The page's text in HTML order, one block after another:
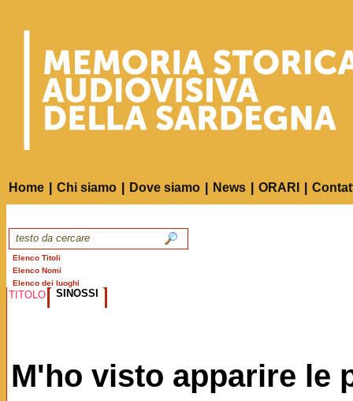
Home Chi siamo Dove siamo News ORARI
Elenco Titoli
Elenco Nomi
Elenco dei luoghi
TITOLO SINOSSI
M'ho visto apparire le